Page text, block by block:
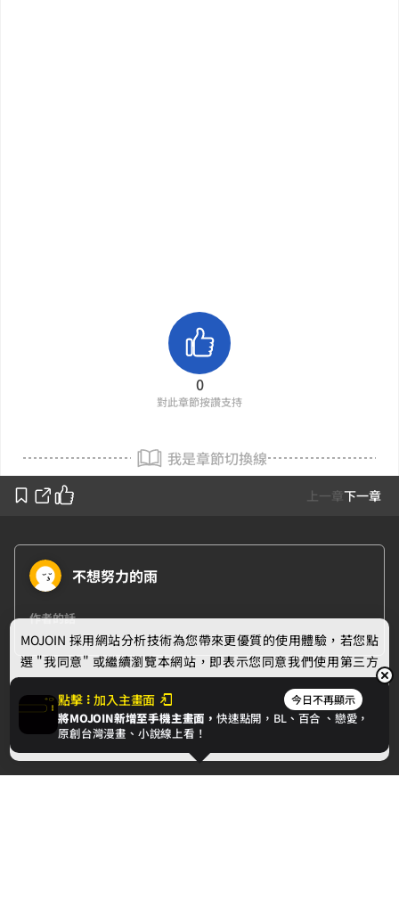
上一章下一章
0
對此章節按讚支持
我是章節切換線
不想努力的雨
作者的話
下一章
第一章
點擊 加入主畫面 今日不再顯示
將MOJOIN新增至手機主畫面，快速點開，BL、 百合 、戀愛，
原創台灣漫畫、小說線上看！
MOJOIN 採用網站分析技術為您帶來更優質的使用體驗，若您點
選 "我同意" 或繼續瀏覽本網站，即表示您同意我們使用第三方
Cookie，欲瞭解更多資訊請見隱私權政策。
我同意